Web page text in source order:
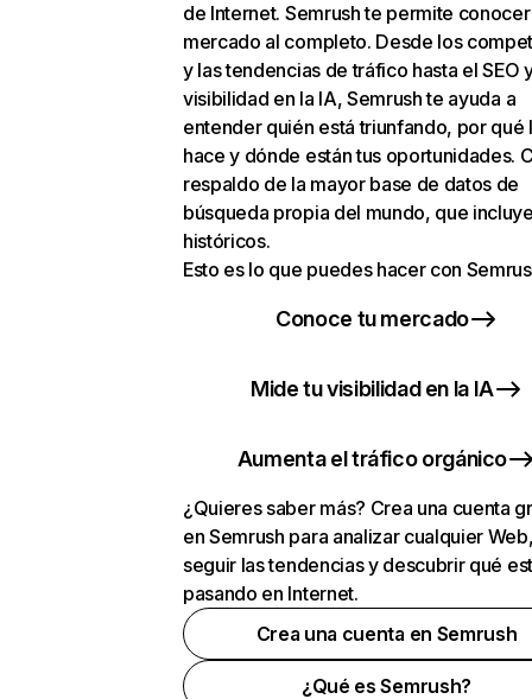
de Internet. Semrush te permite
mercado al completo. Desde los
y las tendencias de tráfico hasta el SEO
visibilidad en la IA, Semrush te ayuda a
entender quién está triunfando, por qué
hace y dónde están tus oportunidades.
respaldo de la mayor base de datos de
búsqueda propia del mundo, que
históricos.
Esto es lo que puedes hacer con
Conoce tu mercado
Mide tu visibilidad en la IA
Aumenta el tráfico orgánico
¿Quieres saber más? Crea una cuenta
en Semrush para analizar cualquier
seguir las tendencias y descubrir qué
pasando en Internet.
Crea una cuenta en Semrush
¿Qué es Semrush?